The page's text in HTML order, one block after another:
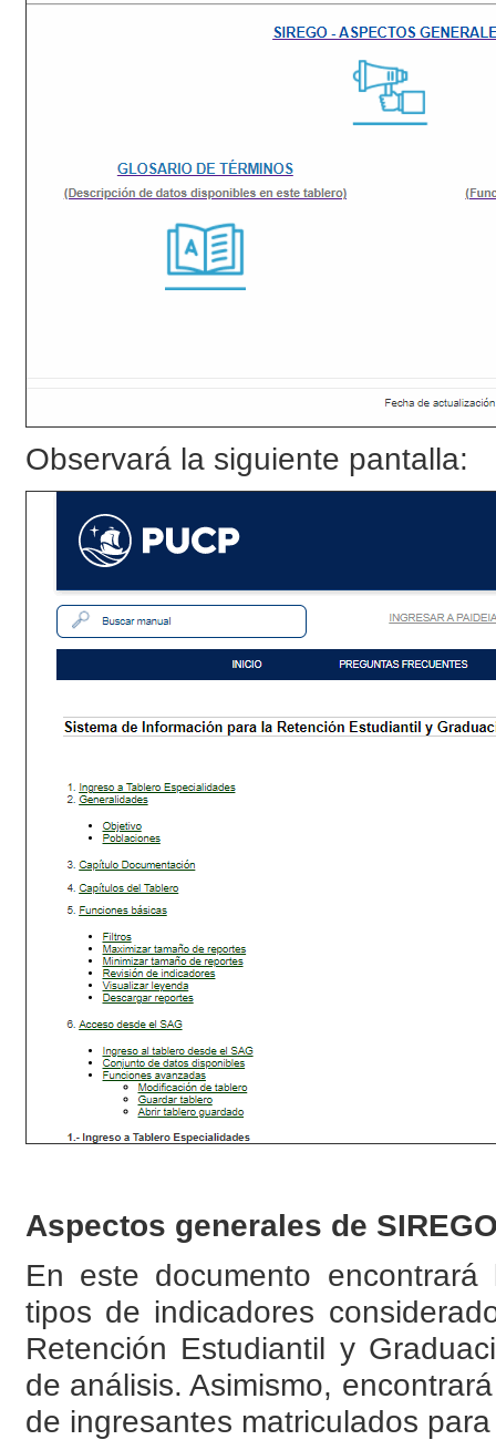
Observará la siguiente pantalla:
Aspectos generales de
En este documento
tipos de indicadores
Retención Estudiantil y
de análisis. Asimismo,
de ingresantes matriculados